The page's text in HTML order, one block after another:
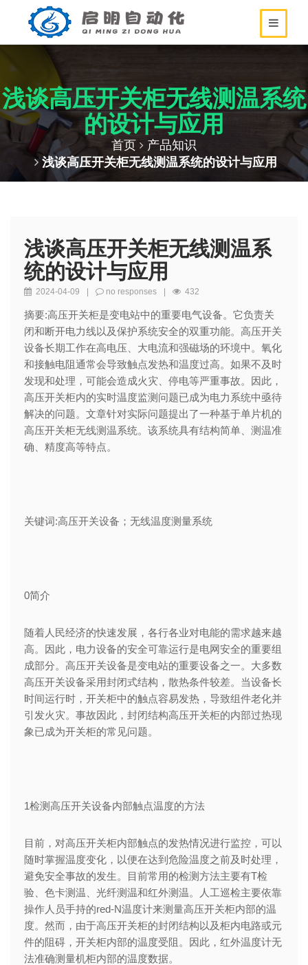
浅谈高压开关柜无线测温系统
的设计与应用
首页
产品知识
浅谈高压开关柜无线测温系统的设计与应用
浅谈高压开关柜无线测温系
统的设计与应用
2024-04-09 no responses 432
摘要:高压开关柜是变电站中的重要电气设备。它负责关
闭和断开电力线以及保护系统安全的双重功能。高压开关
设备长期工作在高电压、大电流和强磁场的环境中。氧化
和接触电阻通常会导致触点发热和温度过高。如果不及时
发现和处理，可能会造成火灾、停电等严重事故。因此，
高压开关柜内的实时温度监测问题已成为电力系统中亟待
解决的问题。文章针对实际问题提出了一种基于单片机的
高压开关柜无线测温系统。该系统具有结构简单、测温准
确、精度高等特点。
关键词:高压开关设备；无线温度测量系统
0简介
随着人民经济的快速发展，各行各业对电能的需求越来越
高。因此，电力设备的安全可靠运行是电网安全的重要组
成部分。高压开关设备是变电站的重要设备之一。大多数
高压开关设备采用封闭式结构，散热条件较差。当设备长
时间运行时，开关柜中的触点容易发热，导致组件老化并
引发火灾。事故因此，封闭结构高压开关柜的内部过热现
象已成为开关柜的常见问题。
1检测高压开关设备内部触点温度的方法
目前，对高压开关柜内部触点的发热情况进行监控，可以
随时掌握温度变化，以便在达到危险温度之前及时处理，
避免安全事故的发生。目前常用的检测方法主要有T检
验、色卡测温、光纤测温和红外测温。人工巡检主要依靠
操作人员手持的red-N温度计来测量高压开关柜内部的温
度。然而，由于高压开关柜的封闭结构以及柜内电路或元
件的阻碍，开关柜内部的温度受阻。因此，红外温度计无
法准确测量机柜内部的温度数据。